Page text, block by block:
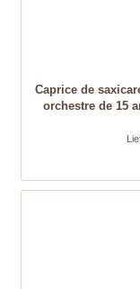
Caprice de
orchestre de 15